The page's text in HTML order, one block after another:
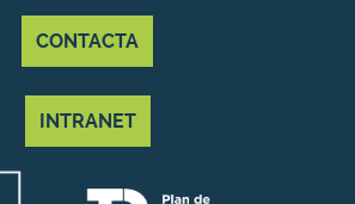
CONTACTA
INTRANET